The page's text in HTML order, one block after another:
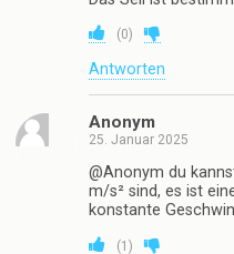
(0)
Antworten
Anonym
25. Januar 2025
@Anonym du
m/s² sind, es ist
konstante
(1 )